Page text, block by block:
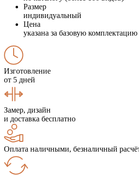
Размер
индивидуальный
Цена
указана за базовую комплектацию
Изготовление
от 5 дней
Замер, дизайн
и доставка бесплатно
Оплата наличными, безналичный